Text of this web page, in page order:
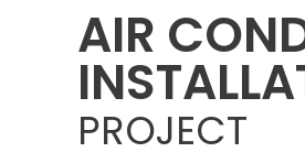
AIR
PROJECT